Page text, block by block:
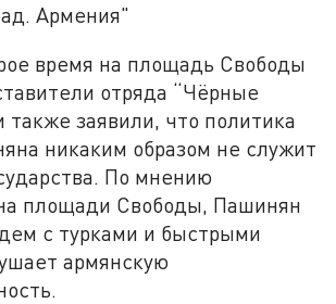
Армения"
время на площадь Свободы
отряда “Чёрные
также заявили, что политика
никаким образом не служит
По мнению
площади Свободы, Пашинян
с турками и быстрыми
армянскую